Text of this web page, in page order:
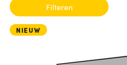
Filteren
NIEUW